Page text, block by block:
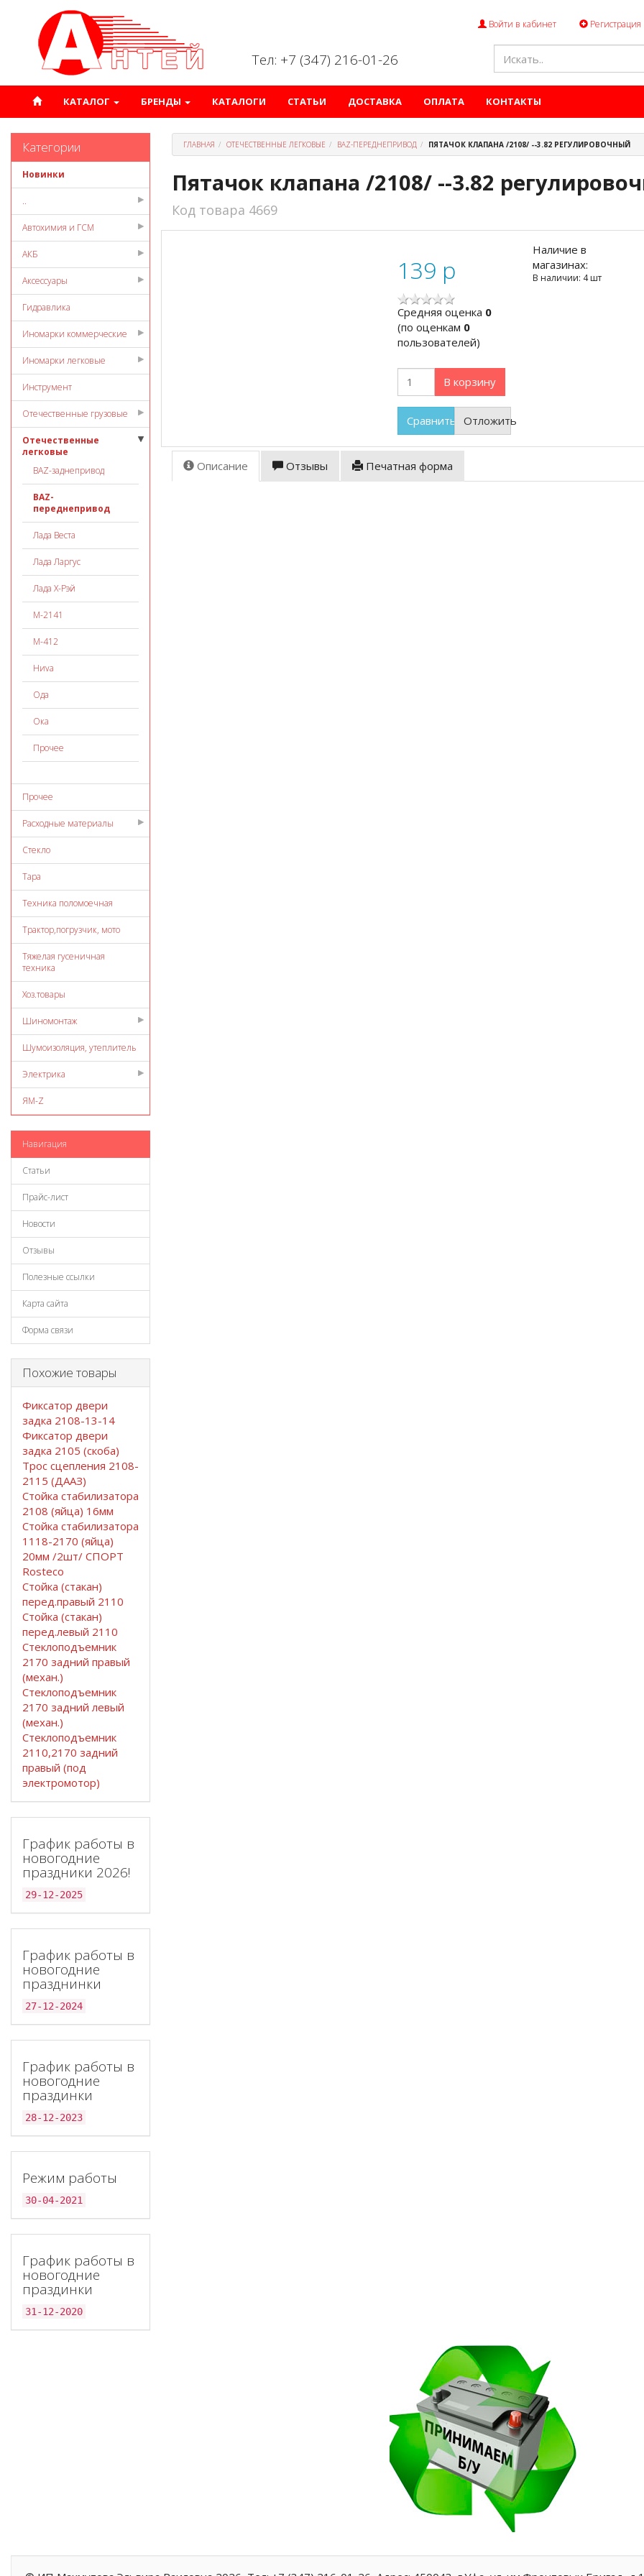
Войти в кабинет Регистрация
Тел: +7 (347) 216-01-26
КАТАЛОГ БРЕНДЫ КАТАЛОГИ СТАТЬИ ДОСТАВКА ОПЛАТА КОНТАКТЫ
Категории
Новинки
..
Автохимия и ГСМ
АКБ
Аксессуары
Гидравлика
Иномарки коммерческие
Иномарки легковые
Инструмент
Отечественные грузовые
Отечественные
легковые
ВАZ-заднепривод
ВАZ-
переднепривод
Лада Веста
Лада Ларгус
Лада Х-Рэй
М-2141
М-412
Ниvа
Ода
Ока
Прочее
Прочее
Расходные материалы
Стекло
Тара
Техника поломоечная
Трактор,погрузчик, мото
Тяжелая гусеничная
техника
Хоз.товары
Шиномонтаж
Шумоизоляция, утеплитель
Электрика
ЯМ-Z
Навигация
Статьи
Прайс-лист
Новости
Отзывы
Полезные ссылки
Карта сайта
Форма связи
Похожие товары
Фиксатор двери
задка 2108-13-14
Фиксатор двери
задка 2105 (скоба)
Трос сцепления 2108-
2115 (ДААЗ)
Стойка стабилизатора
2108 (яйца) 16мм
Стойка стабилизатора
1118-2170 (яйца)
20мм /2шт/ СПОРТ
Rosteco
Стойка (стакан)
перед.правый 2110
Стойка (стакан)
перед.левый 2110
Стеклоподъемник
2170 задний правый
(механ.)
Стеклоподъемник
2170 задний левый
(механ.)
Стеклоподъемник
2110,2170 задний
правый (под
электромотор)
График работы в
новогодние
праздники 2026!
29-12-2025
График работы в
новогодние
празднинки
27-12-2024
График работы в
новогодние
праздинки
28-12-2023
Режим работы
30-04-2021
График работы в
новогодние
праздинки
31-12-2020
ГЛАВНАЯ ОТЕЧЕСТВЕННЫЕ ЛЕГКОВЫЕ ВАZ-ПЕРЕДНЕПРИВОД ПЯТАЧОК КЛАПАНА /2108/ --3.82 РЕГУЛИРОВОЧНЫЙ
Пятачок клапана /2108/ --3.82
Код товара 4669
139 p
Cредняя оценка 0
(по оценкам 0
пользователей)
В корзину
Сравнить Отложить
Наличие в
магазинах:
В наличии: 4 шт
Описание Отзывы Печатная форма